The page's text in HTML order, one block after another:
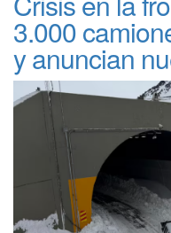
3.000
y anuncian